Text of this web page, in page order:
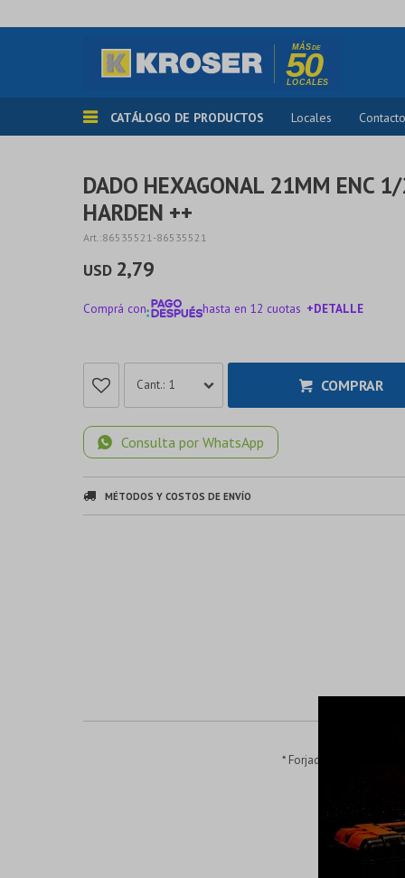
CATÁLOGO DE PRODUCTOS Locales Contacto
DADO HEXAGONAL 21MM ENC
HARDEN ++
86535521-86535521
USD 2,79
Comprá con hasta en 12 cuotas +DETALLE
1 COMPRAR
Consulta por WhatsApp
MÉTODOS Y COSTOS DE ENVÍO
* Forjado fino CRV y